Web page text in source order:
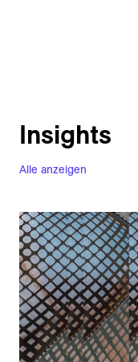
Alle anzeigen
Insights